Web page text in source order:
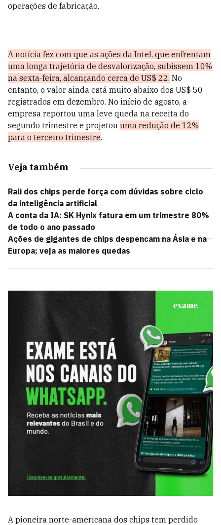
operações de fabricação.
A notícia fez com que as ações da Intel, que enfrentam
uma longa trajetória de desvalorização, subissem 10%
na sexta-feira, alcançando cerca de US$ 22. No
entanto, o valor ainda está muito abaixo dos US$ 50
registrados em dezembro. No início de agosto, a
empresa reportou uma leve queda na receita do
segundo trimestre e projetou uma redução de 12%
para o terceiro trimestre.
Veja também
Rali dos chips perde força com dúvidas sobre ciclo
da inteligência artificial
A conta da IA: SK Hynix fatura em um trimestre 80%
de todo o ano passado
Ações de gigantes de chips despencam na Ásia e na
Europa; veja as maiores quedas
A pioneira norte-americana dos chips tem perdido